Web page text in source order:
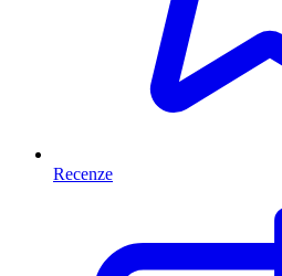
Recenze